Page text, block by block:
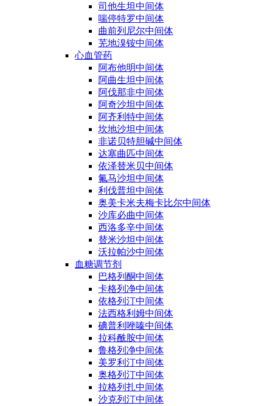
司他生坦中间体
喘停特罗中间体
曲前列尼尔中间体
芜地溴铵中间体
心血管药
阿布他明中间体
阿曲生坦中间体
阿伐那非中间体
阿奇沙坦中间体
阿齐利特中间体
坎地沙坦中间体
非诺贝特胆碱中间体
达塞曲匹中间体
依泽替米贝中间体
氟马沙坦中间体
利伐普坦中间体
奥美卡米夫梅卡比尔中间体
沙库必曲中间体
西洛多辛中间体
替米沙坦中间体
沃拉帕沙中间体
血糖调节剂
巴格列酮中间体
卡格列净中间体
依格列汀中间体
法西格利姆中间体
碘普利唑嗪中间体
拉科酰胺中间体
鲁格列净中间体
美罗利汀中间体
奥格列汀中间体
拉格列扎中间体
沙克列汀中间体